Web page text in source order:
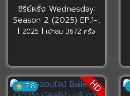
ซีรี่ย์ฝรั่ง Wednesday:
Season 2 (2025) EP.1-..
[ 2025 ] เข้าชม 3672 ครั้ง
7.8 HD